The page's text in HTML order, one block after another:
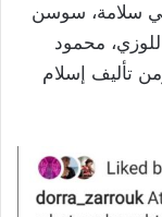
سلامة، سوسن
محمود
تأليف إسلام